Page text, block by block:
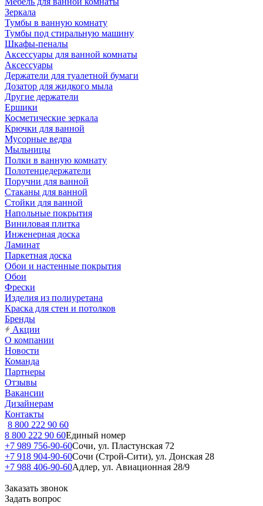
Зеркала
Тумбы в ванную комнату
Тумбы под стиральную машину
Шкафы-пеналы
Аксессуары для ванной комнаты
Аксессуары
Держатели для туалетной бумаги
Дозатор для жидкого мыла
Другие держатели
Ершики
Косметические зеркала
Крючки для ванной
Мусорные ведра
Мыльницы
Полки в ванную комнату
Полотенцедержатели
Поручни для ванной
Стаканы для ванной
Стойки для ванной
Напольные покрытия
Виниловая плитка
Инженерная доска
Ламинат
Паркетная доска
Обои и настенные покрытия
Обои
Фрески
Изделия из полиуретана
Краска для стен и потолков
Бренды
Акции
О компании
Новости
Команда
Партнеры
Отзывы
Вакансии
Дизайнерам
Контакты
8 800 222 90 60
8 800 222 90 60Единый номер
+7 989 756-90-60Сочи, ул. Пластунская 72
+7 918 904-90-60Сочи (Строй-Сити), ул. Донская 28
+7 988 406-90-60Адлер, ул. Авиационная 28/9
Заказать звонок
Задать вопрос